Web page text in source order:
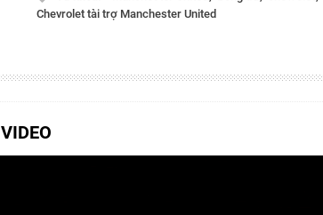
Chevrolet tài trợ Manchester United
VIDEO